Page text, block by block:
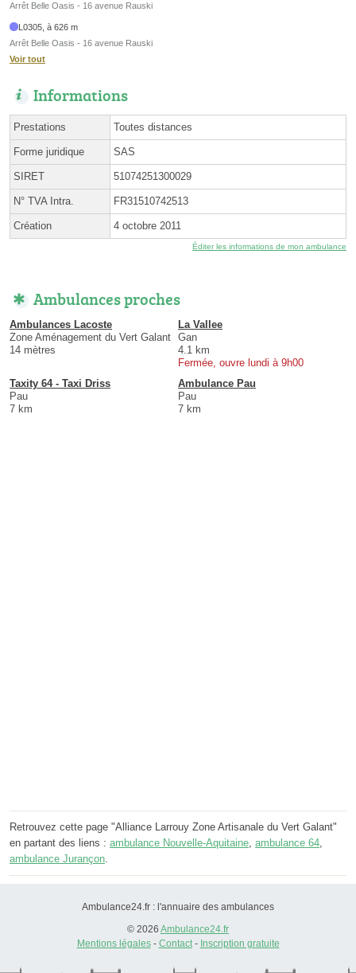
Arrêt Belle Oasis - 16 avenue Rauski
L0305, à 626 m
Arrêt Belle Oasis - 16 avenue Rauski
Voir tout
Informations
Prestations Toutes distances
Forme juridique SAS
SIRET 51074251300029
N° TVA Intra. FR31510742513
Création 4 octobre 2011
Éditer les informations de mon ambulance
Ambulances proches
Ambulances Lacoste
Zone Aménagement du Vert Galant
14 mètres
La Vallee
Gan
4.1 km
Fermée, ouvre lundi à 9h00
Taxity 64 - Taxi Driss
Pau
7 km
Ambulance Pau
Pau
7 km
Retrouvez cette page "Alliance Larrouy Zone Artisanale du Vert Galant"
en partant des liens : ambulance Nouvelle-Aquitaine ambulance 64
ambulance Jurançon
Ambulance24.fr : l'annuaire des ambulances
© 2026 Ambulance24.fr
Mentions légales- Contact- Inscription gratuite